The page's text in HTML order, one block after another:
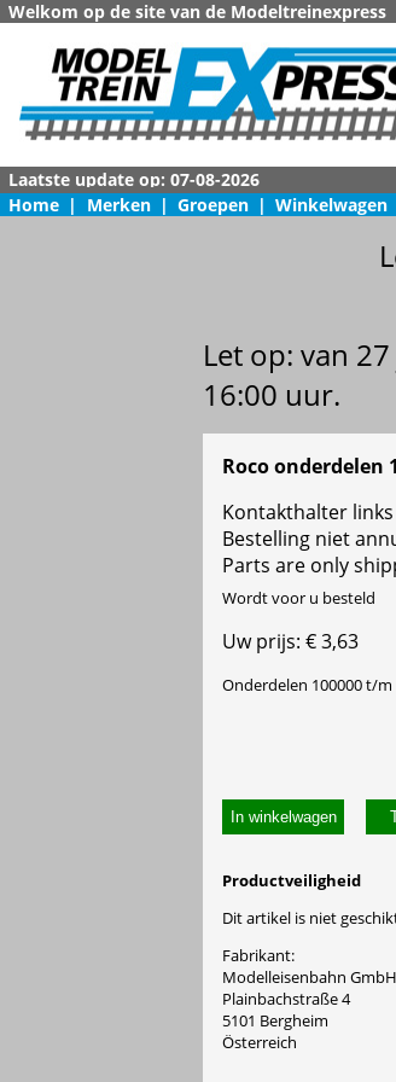
Welkom op de site van de Modeltreinexpress
Home | Merken | Groepen | Winkelwagen
Let op: van
16:00 uur.
Roco onderdelen
Kontakthalter
Bestelling niet
Parts are only
Wordt voor u besteld
Uw prijs: € 3,63
Onderdelen 100000 t/m
In winkelwagen
Productveiligheid
Dit artikel is niet
Fabrikant:
Modelleisenbahn GmbH
Plainbachstraße 4
5101 Bergheim
Österreich